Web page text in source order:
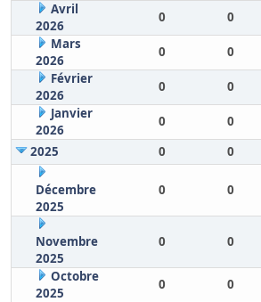
Avril
2026
0 0
Mars
2026
0 0
Février
2026
0 0
Janvier
2026
0 0
2025
0 0
Décembre
2025
0 0
Novembre
2025
0 0
Octobre
2025
0 0